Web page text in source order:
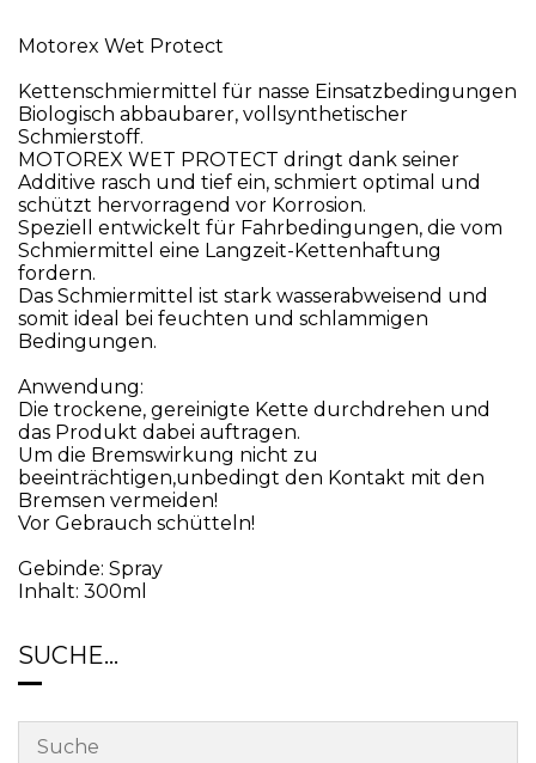
Motorex Wet Protect
Kettenschmiermittel für nasse Einsatzbedingungen
Biologisch abbaubarer, vollsynthetischer
Schmierstoff.
MOTOREX WET PROTECT dringt dank seiner
Additive rasch und tief ein, schmiert optimal und
schützt hervorragend vor Korrosion.
Speziell entwickelt für Fahrbedingungen, die vom
Schmiermittel eine Langzeit-Kettenhaftung
fordern.
Das Schmiermittel ist stark wasserabweisend und
somit ideal bei feuchten und schlammigen
Bedingungen.
Anwendung:
Die trockene, gereinigte Kette durchdrehen und
das Produkt dabei auftragen.
Um die Bremswirkung nicht zu
beeinträchtigen,unbedingt den Kontakt mit den
Bremsen vermeiden!
Vor Gebrauch schütteln!
Gebinde: Spray
Inhalt: 300ml
SUCHE…